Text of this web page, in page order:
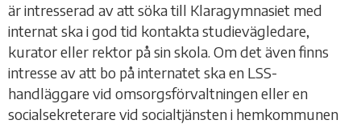
är intresserad av att söka till Klaragymnasiet med
internat ska i god tid kontakta studievägledare,
kurator eller rektor på sin skola. Om det även finns
intresse av att bo på internatet ska en LSS-
handläggare vid omsorgsförvaltningen eller en
socialsekreterare vid socialtjänsten i hemkommunen